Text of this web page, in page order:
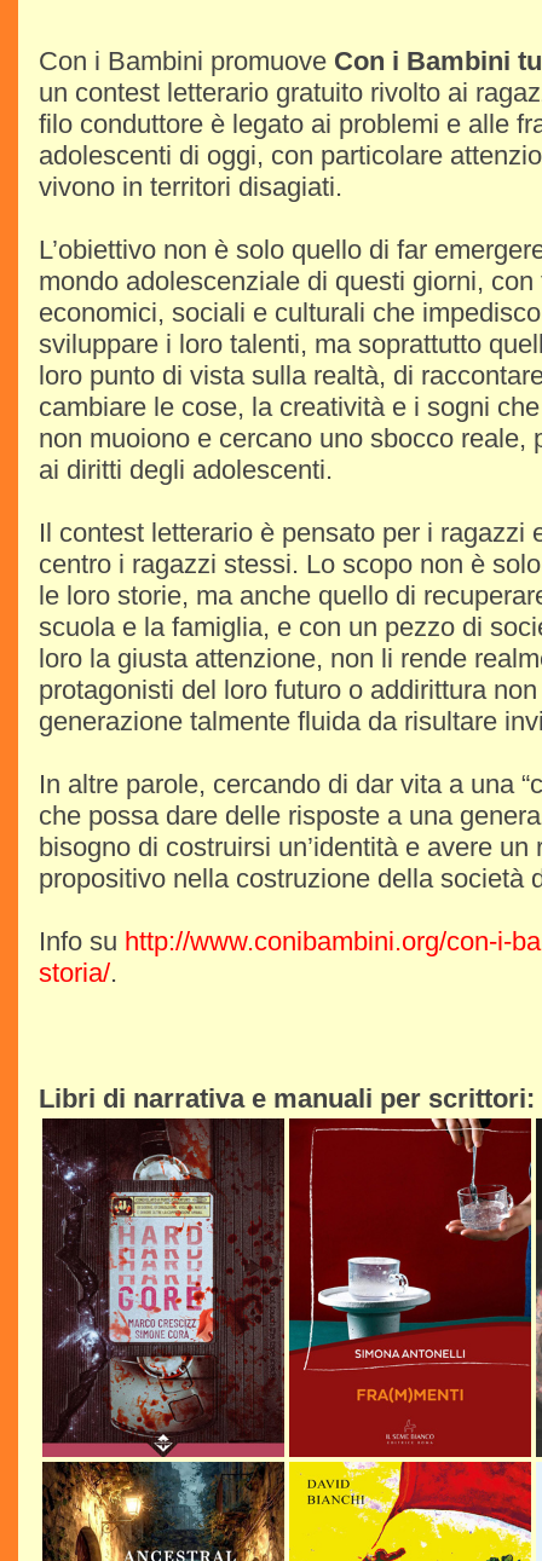
Con i Bambini promuove Con i Bambini
un contest letterario gratuito rivolto ai
filo conduttore è legato ai problemi e alle
adolescenti di oggi, con particolare
vivono in territori disagiati.
L’obiettivo non è solo quello di far
mondo adolescenziale di questi giorni,
economici, sociali e culturali che
sviluppare i loro talenti, ma soprattutto
loro punto di vista sulla realtà, di
cambiare le cose, la creatività e i sogni
non muoiono e cercano uno sbocco reale,
ai diritti degli adolescenti.
Il contest letterario è pensato per i ragazzi
centro i ragazzi stessi. Lo scopo non è
le loro storie, ma anche quello di
scuola e la famiglia, e con un pezzo di
loro la giusta attenzione, non li rende
protagonisti del loro futuro o addirittura
generazione talmente fluida da risultare
In altre parole, cercando di dar vita a una
che possa dare delle risposte a una
bisogno di costruirsi un’identità e avere un
propositivo nella costruzione della società
Info su http://www.conibambini.org/con-i-
storia/.
Libri di narrativa e manuali per scrittori: